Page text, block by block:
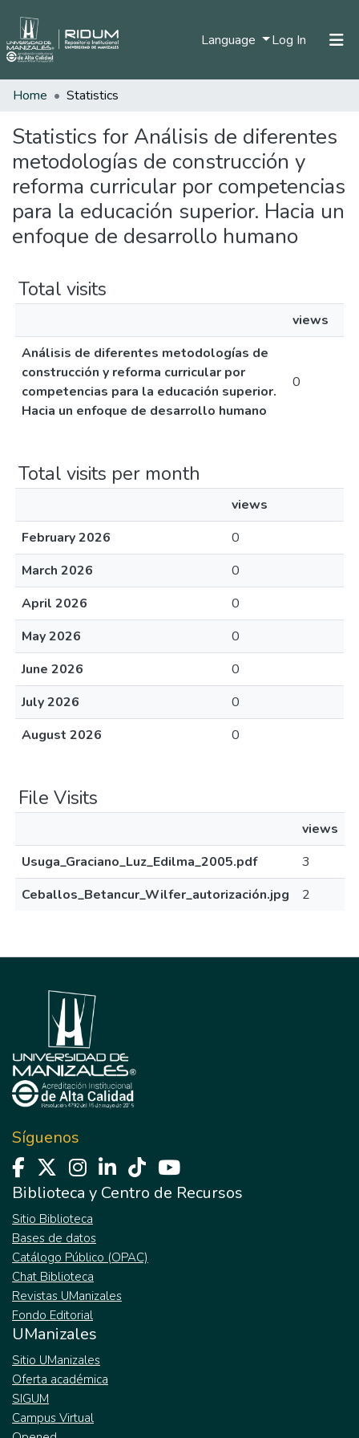
Language Log In (current)
Communities & Collections
All of DSpace
Home Statistics
Statistics for Análisis de diferentes
metodologías de construcción y
reforma curricular por competencias
para la educación superior. Hacia un
enfoque de desarrollo humano
Total visits
views
Análisis de diferentes metodologías de
construcción y reforma curricular por
competencias para la educación superior.
Hacia un enfoque de desarrollo humano
0
Total visits per month
views
February 2026
0
March 2026
0
April 2026
0
May 2026
0
June 2026
0
July 2026
0
August 2026
0
File Visits
views
Usuga_Graciano_Luz_Edilma_2005.pdf
3
Ceballos_Betancur_Wilfer_autorización.jpg
2
Síguenos
Biblioteca y Centro de Recursos
Sitio Biblioteca
Bases de datos
Catálogo Público (OPAC)
Chat Biblioteca
Revistas UManizales
Fondo Editorial
UManizales
Sitio UManizales
Oferta académica
SIGUM
Campus Virtual